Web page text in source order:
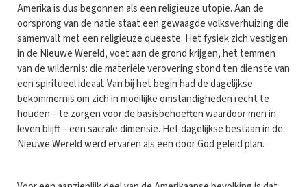
Amerika is dus begonnen als een religieuze utopie. Aan de
oorsprong van de natie staat een gewaagde volksverhuizing die
samenvalt met een religieuze queeste. Het fysiek zich vestigen
in de Nieuwe Wereld, voet aan de grond krijgen, het temmen
van de wildernis: die materiële verovering stond ten dienste van
een spiritueel ideaal. Van bij het begin had de dagelijkse
bekommernis om zich in moeilijke omstandigheden recht te
houden – te zorgen voor de basisbehoeften waardoor men in
leven blijft – een sacrale dimensie. Het dagelijkse bestaan in de
Nieuwe Wereld werd ervaren als een door God geleid plan.